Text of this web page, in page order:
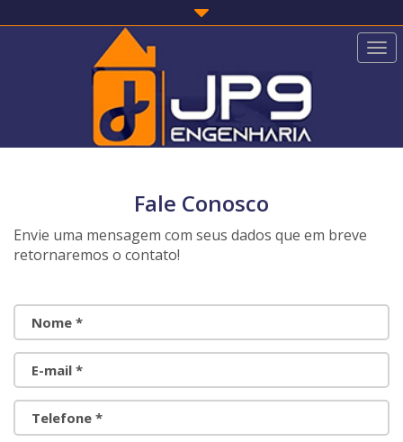
Fale Conosco
Envie uma mensagem com seus dados que em breve
retornaremos o contato!
Nome *
E-mail *
Telefone *